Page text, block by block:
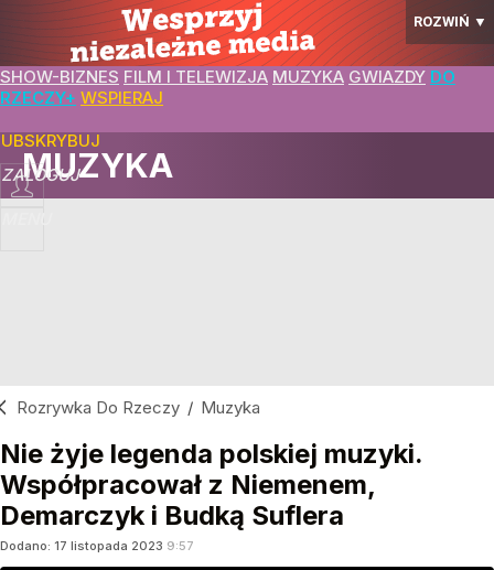
ROZWIŃ ▼
SHOW-BIZNES FILM I TELEWIZJA MUZYKA GWIAZDY DO
RZECZY+ WSPIERAJ
ZALOGUJ
MUZYKA
Rozrywka Do Rzeczy / Muzyka
Nie żyje legenda polskiej muzyki.
Współpracował z Niemenem,
Demarczyk i Budką Suflera
Dodano: 17 listopada 2023 9:57